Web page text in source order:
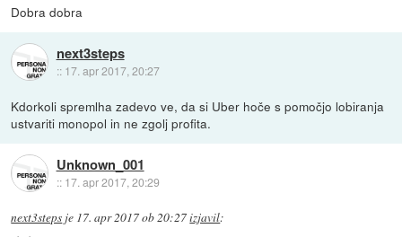
Dobra dobra
next3steps
:: 17. apr 2017, 20:27
Kdorkoli spremlha zadevo ve, da si Uber hoče s pomočjo lobiranja
ustvariti monopol in ne zgolj profita.
Unknown_001
:: 17. apr 2017, 20:29
next3steps je 17. apr 2017 ob 20:27izjavil: